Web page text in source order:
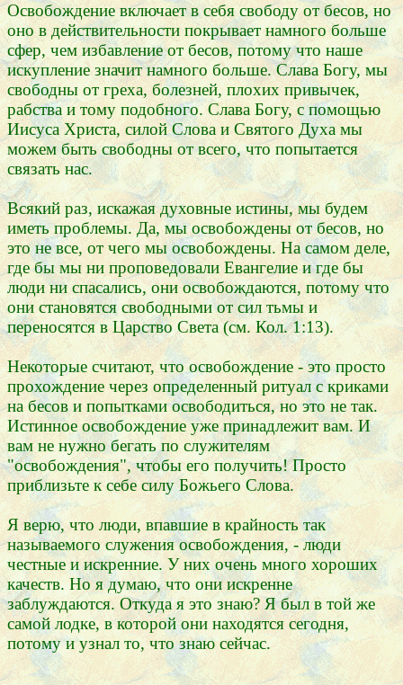
Освобождение включает в себя свободу от бесов, но
оно в действительности покрывает намного больше
сфер, чем избавление от бесов, потому что наше
искупление значит намного больше. Слава Богу, мы
свободны от греха, болезней, плохих привычек,
рабства и тому подобного. Слава Богу, с помощью
Иисуса Христа, силой Слова и Святого Духа мы
можем быть свободны от всего, что попытается
связать нас.
Всякий раз, искажая духовные истины, мы будем
иметь проблемы. Да, мы освобождены от бесов, но
это не все, от чего мы освобождены. На самом деле,
где бы мы ни проповедовали Евангелие и где бы
люди ни спасались, они освобождаются, потому что
они становятся свободными от сил тьмы и
переносятся в Царство Света (см. Кол. 1:13).
Некоторые считают, что освобождение - это просто
прохождение через определенный ритуал с криками
на бесов и попытками освободиться, но это не так.
Истинное освобождение уже принадлежит вам. И
вам не нужно бегать по служителям
"освобождения", чтобы его получить! Просто
приблизьте к себе силу Божьего Слова.
Я верю, что люди, впавшие в крайность так
называемого служения освобождения, - люди
честные и искренние. У них очень много хороших
качеств. Но я думаю, что они искренне
заблуждаются. Откуда я это знаю? Я был в той же
самой лодке, в которой они находятся сегодня,
потому и узнал то, что знаю сейчас.